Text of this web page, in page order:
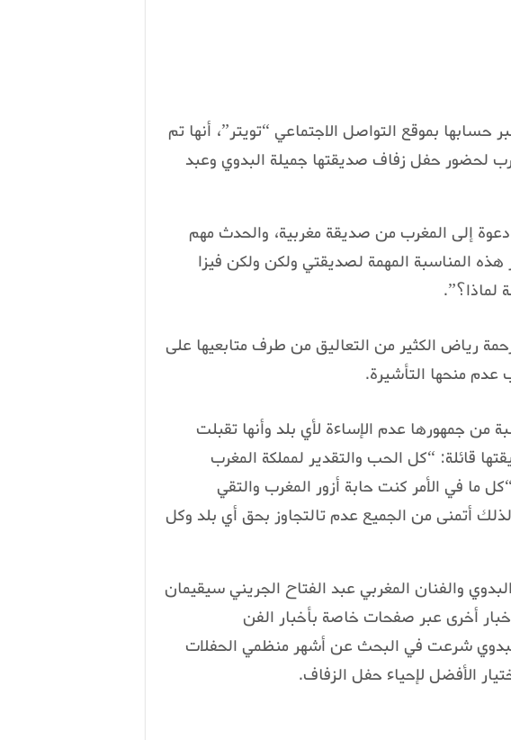
حسابها بموقع التواصل الاجتماعي “تويتر”، أنها تم
لحضور حفل زفاف صديقتها جميلة البدوي وعبد
إلى المغرب من صديقة مغربية، والحدث مهم
هذه المناسبة المهمة لصديقتي ولكن ولكن فيزا
لماذا؟”.
رياض الكثير من التعاليق من طرف متابعيها على
منحها التأشيرة.
من جمهورها عدم الإساءة لأي بلد وأنها تقبلت
قائلة: “كل الحب والتقدير لمملكة المغرب
ما في الأمر كنت حابة أزور المغرب والتقي
أتمنى من الجميع عدم تالتجاوز بحق أي بلد وكل
والفنان المغربي عبد الفتاح الجريني سيقيمان
أخرى عبر صفحات خاصة بأخبار الفن
البدوي شرعت في البحث عن أشهر منظمي الحفلات
الأفضل لإحياء حفل الزفاف.